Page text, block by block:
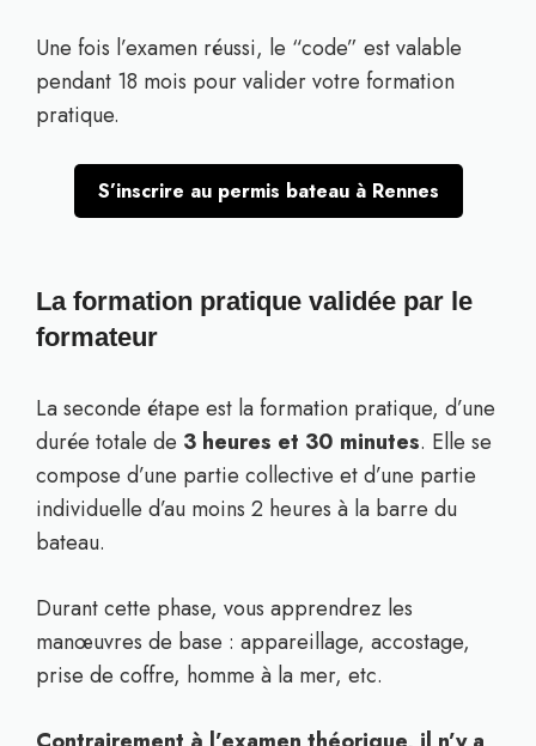
Une fois l’examen réussi, le “code” est valable
pendant 18 mois pour valider votre formation
pratique.
S’inscrire au permis bateau à Rennes
La formation pratique validée par le
formateur
La seconde étape est la formation pratique, d’une
durée totale de 3 heures et 30 minutes. Elle se
compose d’une partie collective et d’une partie
individuelle d’au moins 2 heures à la barre du
bateau.
Durant cette phase, vous apprendrez les
manœuvres de base : appareillage, accostage,
prise de coffre, homme à la mer, etc.